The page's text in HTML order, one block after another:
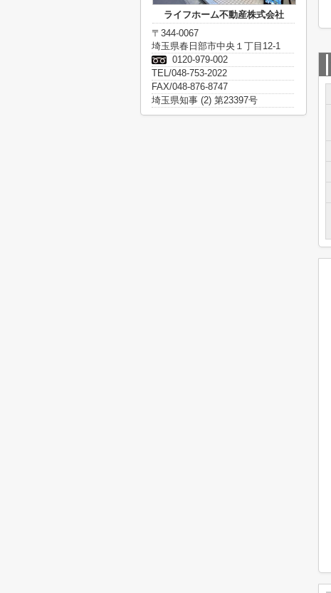
ライフホーム不動産株式会社
〒344-0067
埼玉県春日部市中央１丁目12-1
0120-979-002
TEL/048-753-2022
FAX/048-876-8747
埼玉県知事 (2) 第23397号